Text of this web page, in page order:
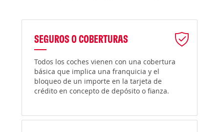
SEGUROS O COBERTURAS
Todos los coches vienen con una cobertura
básica que implica una franquicia y el
bloqueo de un importe en la tarjeta de
crédito en concepto de depósito o fianza.